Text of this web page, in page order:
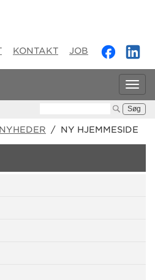
KONTAKT JOB
NYHEDER / NY HJEMMESIDE